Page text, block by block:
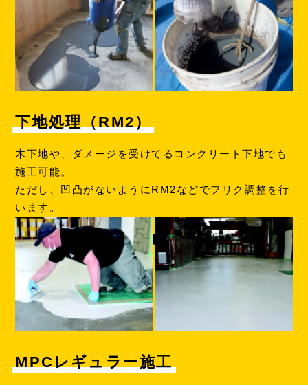
下地処理（RM2）
木下地や、ダメージを受けてるコンクリート下地でも
施工可能。
ただし、凹凸がないようにRM2などでフリク調整を行
います。
MPCレギュラー施工